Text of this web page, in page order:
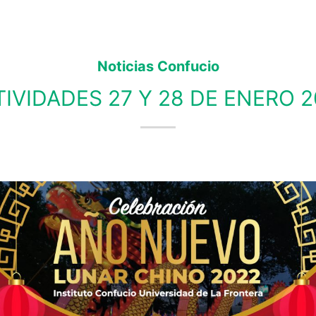
Noticias Confucio
27 Y 28 DE ENERO